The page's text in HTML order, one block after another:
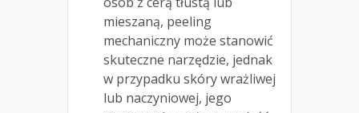
mieszaną, peeling
mechaniczny może stanowić
skuteczne narzędzie, jednak
w przypadku skóry wrażliwej
lub naczyniowej, jego